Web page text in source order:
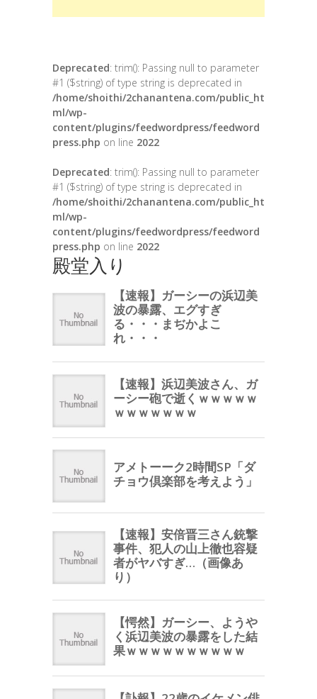
Deprecated: trim(): Passing null to parameter
#1 ($string) of type string is deprecated in
/home/shoithi/2chanantena.com/public_ht
ml/wp-
content/plugins/feedwordpress/feedword
press.php on line 2022
Deprecated: trim(): Passing null to parameter
#1 ($string) of type string is deprecated in
/home/shoithi/2chanantena.com/public_ht
ml/wp-
content/plugins/feedwordpress/feedword
press.php on line 2022
殿堂入り